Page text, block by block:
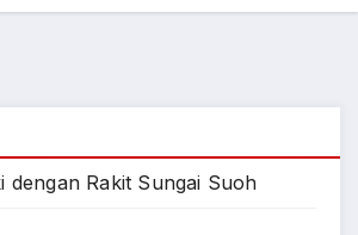
dengan Rakit Sungai Suoh